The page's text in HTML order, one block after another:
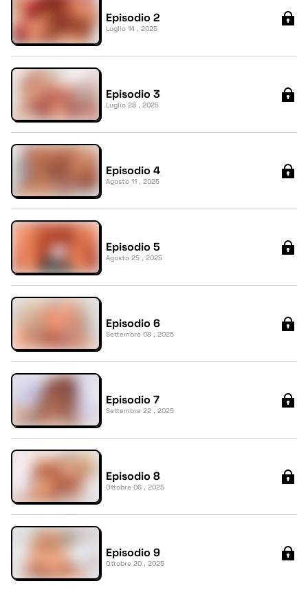
Episodio 2
Luglio 14 , 2025
Episodio 3
Luglio 28 , 2025
Episodio 4
Agosto 11 , 2025
Episodio 5
Agosto 25 , 2025
Episodio 6
Settembre 08 , 2025
Episodio 7
Settembre 22 , 2025
Episodio 8
Ottobre 06 , 2025
Episodio 9
Ottobre 20 , 2025